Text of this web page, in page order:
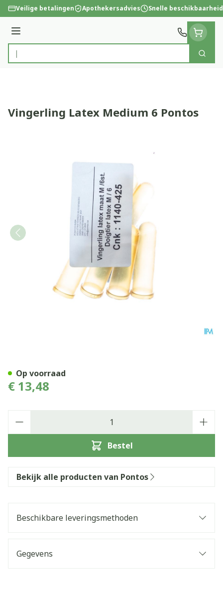
Ga naar de inhoud
Veilige betalingen Apothekersadvies Snelle beschikbaarheid
Menu
Product, merk, categorie...
Zoek
Vingerling Latex Medium 6 Pontos
€ 13,48
Bestel
Op voorraad
Bekijk alle producten van Pontos
Beschikbare leveringsmethoden
Gegevens